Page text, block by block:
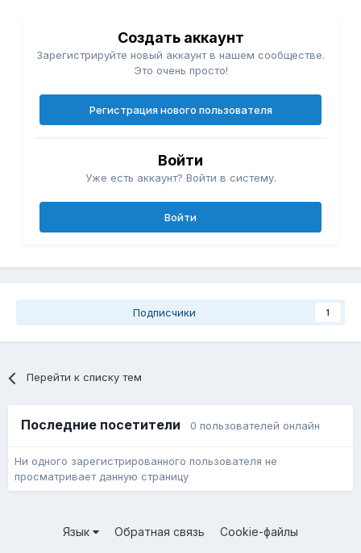
Создать аккаунт
Зарегистрируйте новый аккаунт в нашем сообществе.
Это очень просто!
Регистрация нового пользователя
Войти
Уже есть аккаунт? Войти в систему.
Войти
Подписчики 1
Перейти к списку тем
Последние посетители 0 пользователей онлайн
Ни одного зарегистрированного пользователя не
просматривает данную страницу
Язык Обратная связь Cookie-файлы